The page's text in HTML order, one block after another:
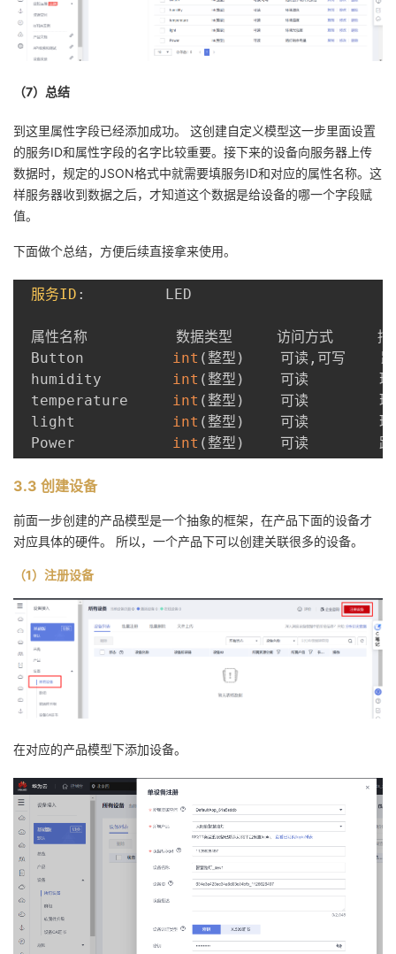
（7）总结
到这里属性字段已经添加成功。 这创建自定义模型这一步里面设置
的服务ID和属性字段的名字比较重要。接下来的设备向服务器上传
数据时，规定的JSON格式中就需要填服务ID和对应的属性名称。这
样服务器收到数据之后，才知道这个数据是给设备的哪一个字段赋
值。
下面做个总结，方便后续直接拿来使用。
服务ID :
         LED
属性名称          数据类型
Button
int ( 整型 )
    可读
, 可写
humidity
int ( 整型 )
可读
temperature
int ( 整型 )
可读
light
int ( 整型 )
可读
Power
int ( 整型 )
3.3 创建设备
前面一步创建的产品模型是一个抽象的框架，在产品下面的设备才
对应具体的硬件。 所以，一个产品下可以创建关联很多的设备。
（1）注册设备
在对应的产品模型下添加设备。